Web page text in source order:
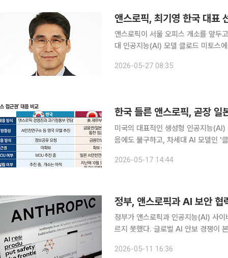
앤스로픽, 최기영 한국 대표
앤스로픽이 서울 오피스 개소를 앞두
대 인공지능(AI) 모델 클로드 미토스
신임 대표로 선임했다고 27일 밝혔
2026-05-27 08:35
한국 들른 앤스로픽, 곧장 일
미국의 대표적인 생성형 인공지능
음에도 불구하고, 차세대 AI 모델인 ‘
기술 협력망의 중심축에서는 한국이
2026-05-17 14:44
정부, 앤스로픽과 AI 보안
정부가 앤스로픽과 인공지능(AI) 사이
르지 못했다. 글로벌 AI 안보 경쟁이
제2차관은 이날 오전 서울 광화문 인
2026-05-11 16:36